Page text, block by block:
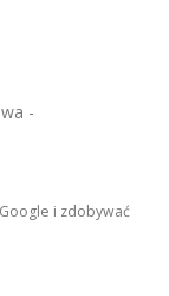
-
i zdobywać